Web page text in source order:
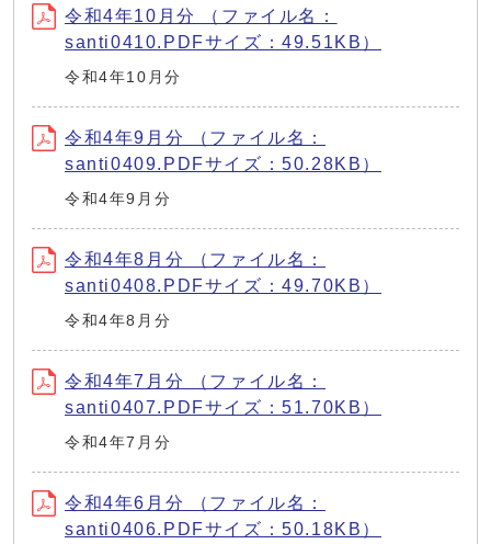
令和4年10月分 （ファイル名：
santi0410.PDFサイズ：49.51KB）
令和4年10月分
令和4年9月分 （ファイル名：
santi0409.PDFサイズ：50.28KB）
令和4年9月分
令和4年8月分 （ファイル名：
santi0408.PDFサイズ：49.70KB）
令和4年8月分
令和4年7月分 （ファイル名：
santi0407.PDFサイズ：51.70KB）
令和4年7月分
令和4年6月分 （ファイル名：
santi0406.PDFサイズ：50.18KB）